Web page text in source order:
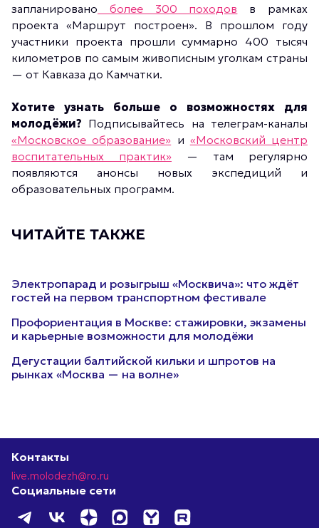
запланировано более 300 походов в рамках
проекта «Маршрут построен». В прошлом году
участники проекта прошли суммарно 400 тысяч
километров по самым живописным уголкам страны
— от Кавказа до Камчатки.
Хотите узнать больше о возможностях для
молодёжи? Подписывайтесь на телеграм-каналы
«Московское образование» и «Московский центр
воспитательных практик» — там регулярно
появляются анонсы новых экспедиций и
образовательных программ.
ЧИТАЙТЕ ТАКЖЕ
Электропарад и розыгрыш «Москвича»: что ждёт
гостей на первом транспортном фестивале
Профориентация в Москве: стажировки, экзамены
и карьерные возможности для молодёжи
Дегустации балтийской кильки и шпротов на
рынках «Москва — на волне»
Контакты
live.molodezh@ro.ru
Социальные сети